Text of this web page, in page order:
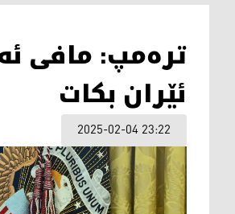
ترەمپ: مافی
ئێران بكات
2025-02-04 23:22